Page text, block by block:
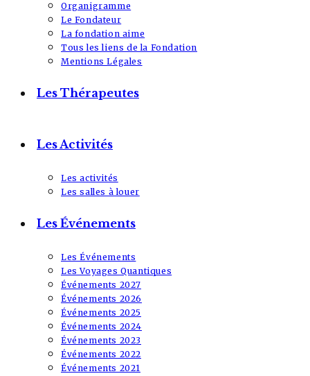
Organigramme
Le Fondateur
La fondation aime
Tous les liens de la Fondation
Mentions Légales
Les Thérapeutes
Les Activités
Les activités
Les salles à louer
Les Événements
Les Événements
Les Voyages Quantiques
Événements 2027
Événements 2026
Événements 2025
Événements 2024
Événements 2023
Événements 2022
Événements 2021